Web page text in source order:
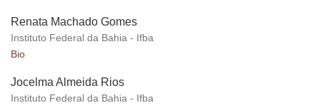
Renata Machado Gomes
Instituto Federal da Bahia - Ifba
Bio
Jocelma Almeida Rios
Instituto Federal da Bahia - Ifba